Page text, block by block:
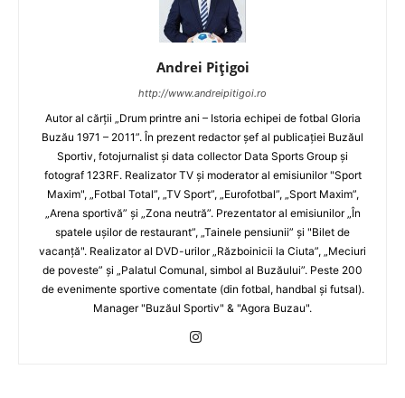
Andrei Pițigoi
http://www.andreipitigoi.ro
Autor al cărţii „Drum printre ani – Istoria echipei de fotbal Gloria
Buzău 1971 – 2011”. În prezent redactor şef al publicaţiei Buzăul
Sportiv, fotojurnalist şi data collector Data Sports Group şi
fotograf 123RF. Realizator TV şi moderator al emisiunilor "Sport
Maxim", „Fotbal Total”, „TV Sport”, „Eurofotbal”, „Sport Maxim”,
„Arena sportivă” şi „Zona neutră”. Prezentator al emisiunilor „În
spatele uşilor de restaurant”, „Tainele pensiunii” şi "Bilet de
vacanţă". Realizator al DVD-urilor „Războinicii la Ciuta”, „Meciuri
de poveste” şi „Palatul Comunal, simbol al Buzăului”. Peste 200
de evenimente sportive comentate (din fotbal, handbal şi futsal).
Manager "Buzăul Sportiv" & "Agora Buzau".